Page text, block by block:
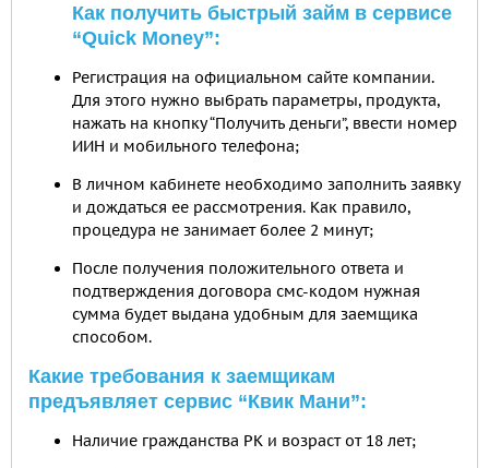
Как получить быстрый займ в сервисе
“Quick Money”:
Регистрация на официальном сайте компании.
Для этого нужно выбрать параметры, продукта,
нажать на кнопку “Получить деньги”, ввести номер
ИИН и мобильного телефона;
В личном кабинете необходимо заполнить заявку
и дождаться ее рассмотрения. Как правило,
процедура не занимает более 2 минут;
После получения положительного ответа и
подтверждения договора смс-кодом нужная
сумма будет выдана удобным для заемщика
способом.
Какие требования к заемщикам
предъявляет сервис “Квик Мани”:
Наличие гражданства РК и возраст от 18 лет;